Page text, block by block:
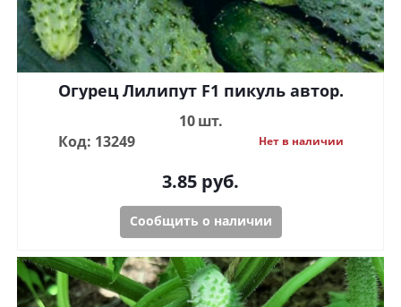
Огурец Лилипут F1 пикуль автор.
10 шт.
Код: 13249
Нет в наличии
3.85 руб.
Сообщить о наличии